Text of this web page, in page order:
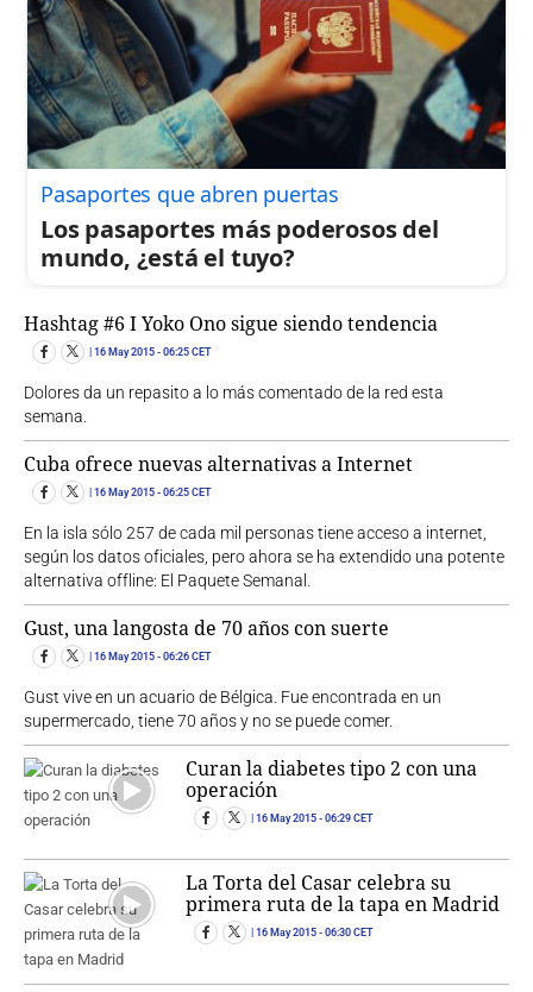
Pasaportes que abren puertas
Los pasaportes más poderosos del
mundo, ¿está el tuyo?
Hashtag #6 I Yoko Ono sigue siendo tendencia
16 May 2015 - 06:25 CET
Dolores da un repasito a lo más comentado de la red esta
semana.
Cuba ofrece nuevas alternativas a Internet
16 May 2015 - 06:25 CET
En la isla sólo 257 de cada mil personas tiene acceso a internet,
según los datos oficiales, pero ahora se ha extendido una potente
alternativa offline: El Paquete Semanal.
Gust, una langosta de 70 años con suerte
16 May 2015 - 06:26 CET
Gust vive en un acuario de Bélgica. Fue encontrada en un
supermercado, tiene 70 años y no se puede comer.
Curan la diabetes tipo 2 con una
operación
16 May 2015 - 06:29 CET
La Torta del Casar celebra su
primera ruta de la tapa en Madrid
16 May 2015 - 06:30 CET